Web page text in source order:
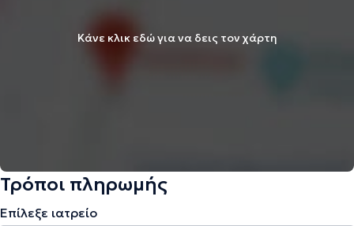
Κάνε κλικ εδώ για να δεις τον χάρτη
Τρόποι πληρωμής
Επίλεξε ιατρείο